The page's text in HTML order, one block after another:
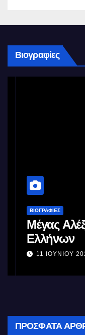
Βιογραφίες
ΒΙΟΓΡΑΦΊΕΣ
Μέγας
Ελλήνων
11 ΙΟΥΝΊΟΥ
ΠΡΌΣΦΑΤΑ